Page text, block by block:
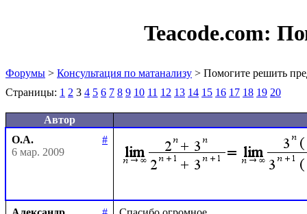
Teacode.com:
Форумы > Консультация по матанализу > Помогите решить
Страницы: 1 2 3 4 5 6 7 8 9 10 11 12 13 14 15 16 17 18 19 20
Автор
О.А.
#
6 мар. 2009